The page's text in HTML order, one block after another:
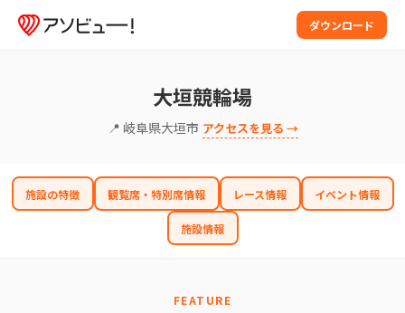
ダウンロード
大垣競輪場
📍 岐阜県大垣市 アクセスを見る →
施設の特徴 観覧席・特別席情報 レース情報 イベント情報
施設情報
FEATURE